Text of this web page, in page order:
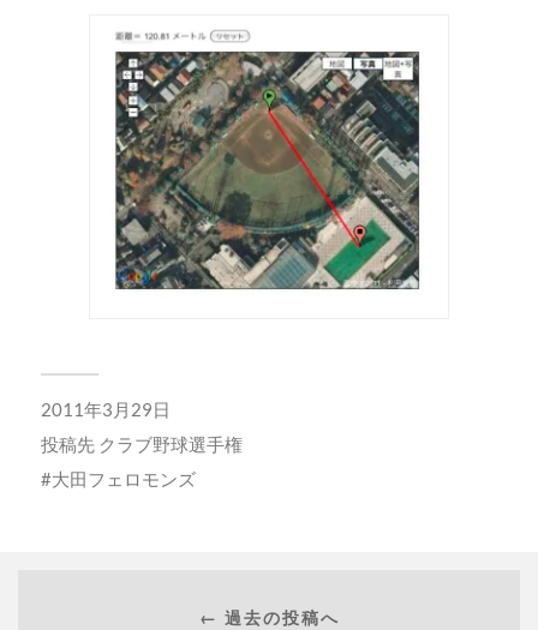
2011年3月29日
投稿先 クラブ野球選手権
大田フェロモンズ
← 過去の投稿へ